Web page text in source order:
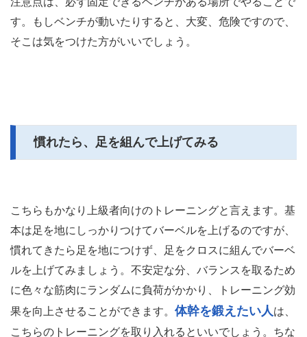
す。もしベンチが動いたりすると、大変、危険ですので、
そこは気をつけた方がいいでしょう。
慣れたら、足を組んで上げてみる
こちらもかなり上級者向けのトレーニングと言えます。基
本は足を地にしっかりつけてバーベルを上げるのですが、
慣れてきたら足を地につけず、足をクロスに組んでバーベ
ルを上げてみましょう。不安定な分、バランスを取るため
に色々な筋肉にランダムに負荷がかかり、トレーニング効
果を向上させることができます。 体幹を鍛えたい人は、
こちらのトレーニングを取り入れるといいでしょう。ちな